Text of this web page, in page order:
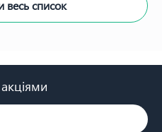
весь список